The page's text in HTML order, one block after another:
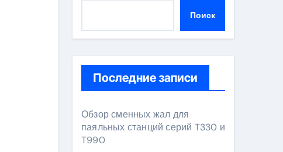
Поиск
Последние записи
Обзор сменных жал для
паяльных станций серий T330 и
T990